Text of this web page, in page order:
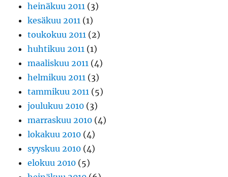
heinäkuu 2011 (3)
kesäkuu 2011 (1)
toukokuu 2011 (2)
huhtikuu 2011 (1)
maaliskuu 2011 (4)
helmikuu 2011 (3)
tammikuu 2011 (5)
joulukuu 2010 (3)
marraskuu 2010 (4)
lokakuu 2010 (4)
syyskuu 2010 (4)
elokuu 2010 (5)